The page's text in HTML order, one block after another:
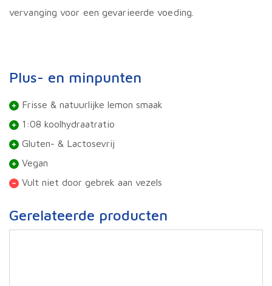
vervanging voor een gevarieerde voeding.
Plus- en minpunten
Frisse & natuurlijke lemon smaak
1:08 koolhydraatratio
Gluten- & Lactosevrij
Vegan
Vult niet door gebrek aan vezels
Gerelateerde producten